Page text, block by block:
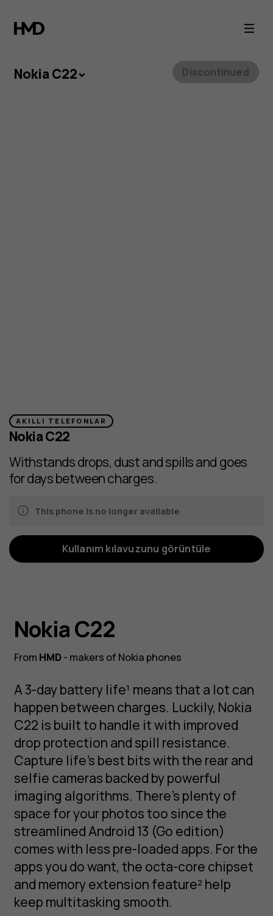
Nokia
C22
smartphone
Nokia C22 Discontinued
AKILLI TELEFONLAR
Nokia C22
Withstands drops, dust and spills and goes
for days between charges.
This phone is no longer available
Kullanım kılavuzunu görüntüle
Nokia C22
From HMD- makers of Nokia phones
A 3-day battery life¹ means that a lot can
happen between charges. Luckily, Nokia
C22 is built to handle it with improved
drop protection and spill resistance.
Capture life’s best bits with the rear and
selfie cameras backed by powerful
imaging algorithms. There’s plenty of
space for your photos too since the
streamlined Android 13 (Go edition)
comes with less pre-loaded apps. For the
apps you do want, the octa-core chipset
and memory extension feature² help
keep multitasking smooth.